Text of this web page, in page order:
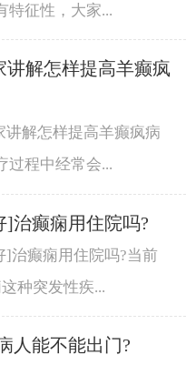
特征性，大家...
解怎样提高羊癫疯
解怎样提高羊癫疯病
过程中经常会...
]治癫痫用住院吗?
]治癫痫用住院吗?当前
种突发性疾...
人能不能出门?